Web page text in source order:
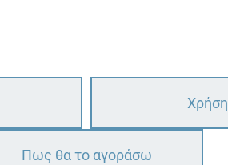
Χρήση
Πως θα το αγοράσω